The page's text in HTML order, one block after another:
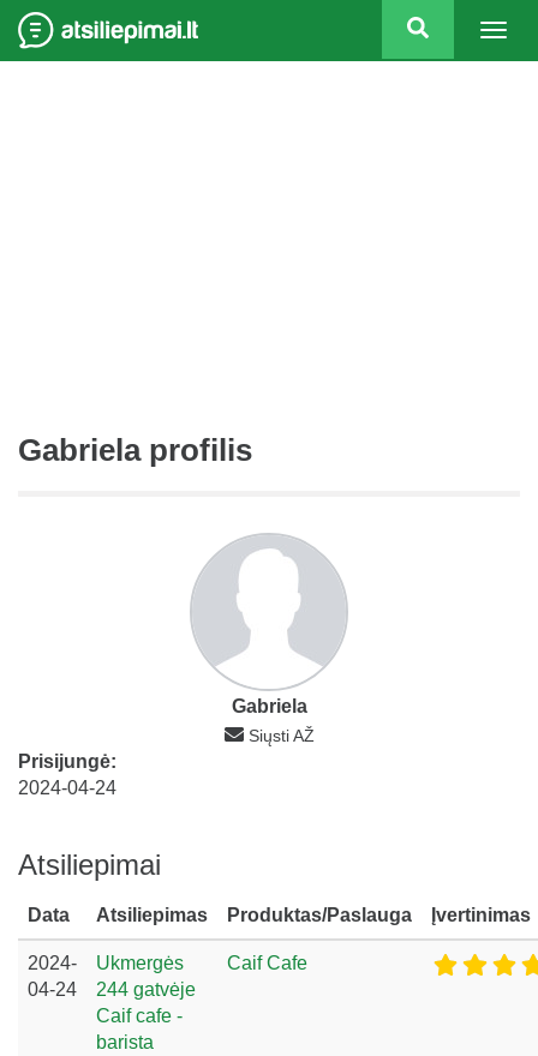
Gabriela profilis
Gabriela
Siųsti AŽ
Prisijungė:
2024-04-24
Atsiliepimai
Data Atsiliepimas Produktas/Paslauga Įvertinimas
2024-
04-24
Ukmergės
244 gatvėje
Caif cafe -
barista
Caif Cafe